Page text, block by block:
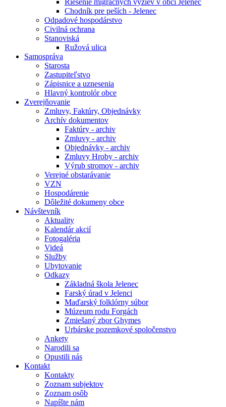
Riešenie migračných výziev v obci Jelenec
Chodník pre peších - Jelenec
Odpadové hospodárstvo
Civilná ochrana
Stanoviská
Ružová ulica
Samospráva
Starosta
Zastupiteľstvo
Zápisnice a uznesenia
Hlavný kontrolór obce
Zverejňovanie
Zmluvy, Faktúry, Objednávky
Archív dokumentov
Faktúry - archiv
Zmluvy - archiv
Objednávky - archiv
Zmluvy Hroby - archiv
Výrub stromov - archiv
Verejné obstarávanie
VZN
Hospodárenie
Dôležité dokumeny obce
Návštevník
Aktuality
Kalendár akcií
Fotogaléria
Videá
Služby
Ubytovanie
Odkazy
Základná škola Jelenec
Farský úrad v Jelenci
Maďarský folklórny súbor
Múzeum rodu Forgách
Zmiešaný zbor Ghymes
Urbárske pozemkové spoločenstvo
Ankety
Narodili sa
Opustili nás
Kontakt
Kontakty
Zoznam subjektov
Zoznam osôb
Napíšte nám